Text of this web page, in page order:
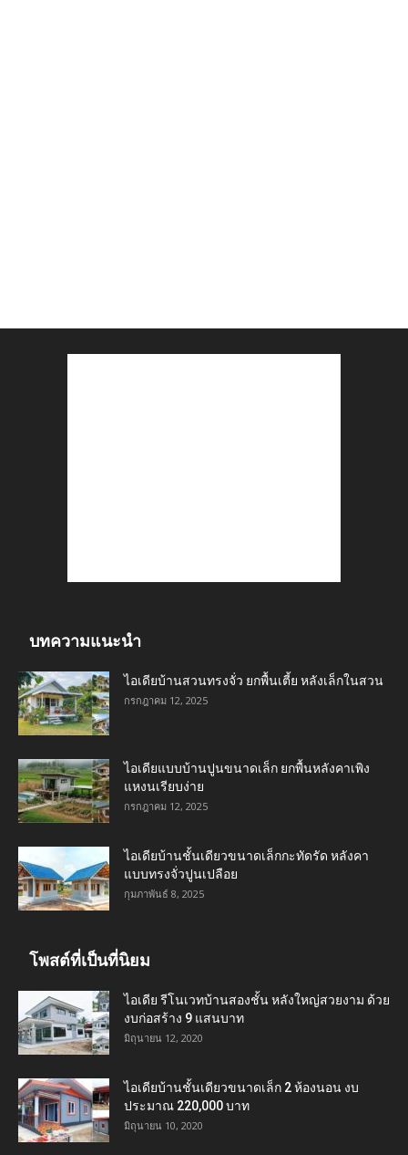
บทความแนะนำ
ไอเดียบ้านสวนทรงจั่ว ยกพื้นเตี้ย หลังเล็กในสวน
กรกฎาคม 12, 2025
ไอเดียแบบบ้านปูนขนาดเล็ก ยกพื้นหลังคาเพิง
แหงนเรียบง่าย
กรกฎาคม 12, 2025
ไอเดียบ้านชั้นเดียวขนาดเล็กกะทัดรัด หลังคา
แบบทรงจั่วปูนเปลือย
กุมภาพันธ์ 8, 2025
โพสต์ที่เป็นที่นิยม
ไอเดีย รีโนเวทบ้านสองชั้น หลังใหญ่สวยงาม ด้วย
งบก่อสร้าง 9 แสนบาท
มิถุนายน 12, 2020
ไอเดียบ้านชั้นเดียวขนาดเล็ก 2 ห้องนอน งบ
ประมาณ 220,000 บาท
มิถุนายน 10, 2020